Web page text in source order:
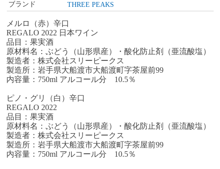
ブランド THREE PEAKS
メルロ（赤）辛口
REGALO 2022 日本ワイン
品目：果実酒
原材料名：ぶどう（山形県産）・酸化防止剤（亜流酸塩）
製造者：株式会社スリーピークス
製造所：岩手県大船渡市大船渡町字茶屋前99
内容量：750ml アルコール分 10.5％
ピノ・グリ（白）辛口
REGALO 2022
品目：果実酒
原材料名：ぶどう（山形県産）・酸化防止剤（亜流酸塩）
製造者：株式会社スリーピークス
製造所：岩手県大船渡市大船渡町字茶屋前99
内容量：750ml アルコール分 10.5％